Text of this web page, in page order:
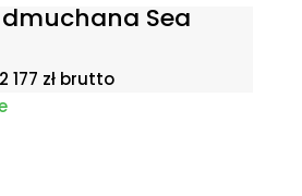
Sea
177 złbrutto